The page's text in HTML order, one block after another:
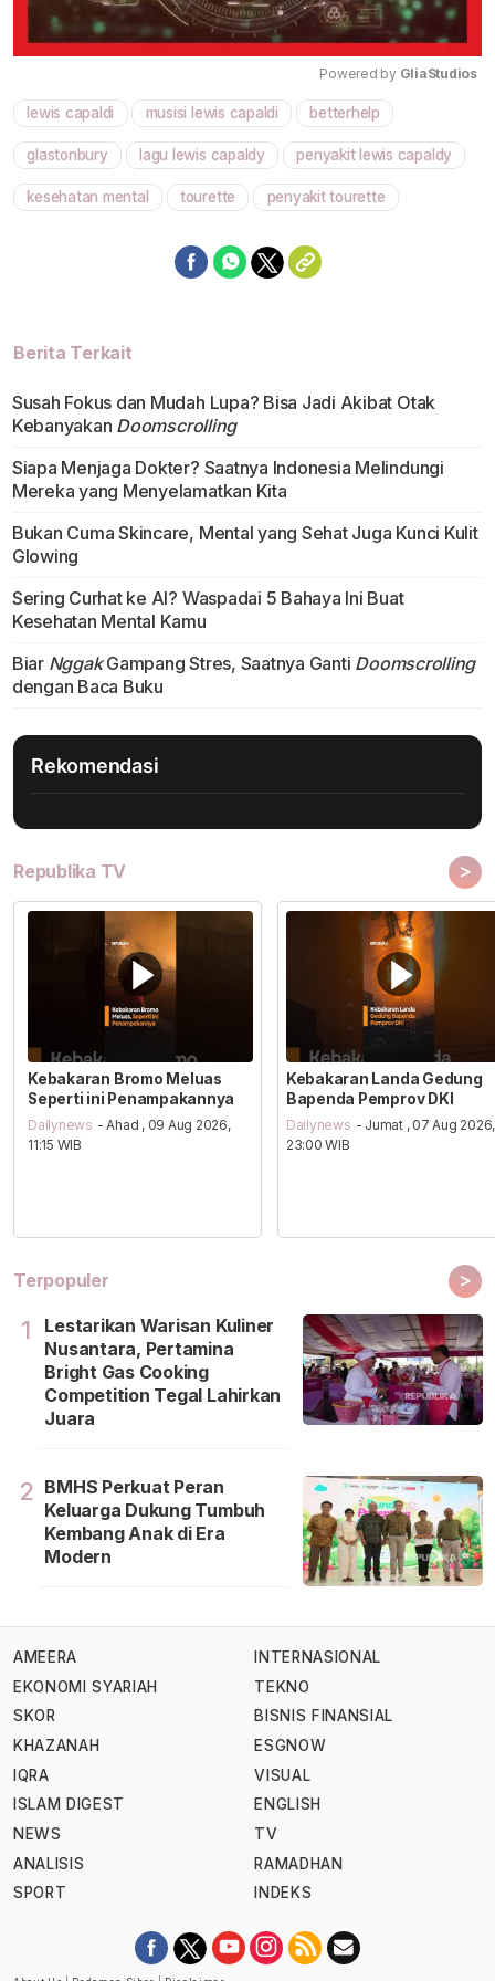
Powered by GliaStudios
lewis capaldi musisi lewis capaldi betterhelp
glastonbury lagu lewis capaldy penyakit lewis capaldy
kesehatan mental tourette penyakit tourette
Berita Terkait
Susah Fokus dan Mudah Lupa? Bisa Jadi Akibat Otak
Kebanyakan Doomscrolling
Siapa Menjaga Dokter? Saatnya Indonesia Melindungi
Mereka yang Menyelamatkan Kita
Bukan Cuma Skincare, Mental yang Sehat Juga Kunci Kulit
Glowing
Sering Curhat ke AI? Waspadai 5 Bahaya Ini Buat
Kesehatan Mental Kamu
Biar NggakGampang Stres, Saatnya Ganti Doomscrolling
dengan Baca Buku
Rekomendasi
Republika TV >
Kebakaran Bromo Meluas
Seperti ini Penampakannya
Dailynews - Ahad , 09 Aug 2026,
11:15 WIB
Kebakaran Landa Gedung
Bapenda Pemprov DKI
Dailynews - Jumat , 07 Aug 2026,
23:00 WIB
Terpopuler >
1
Lestarikan Warisan Kuliner
Nusantara, Pertamina
Bright Gas Cooking
Competition Tegal Lahirkan
Juara
2 BMHS Perkuat Peran
Keluarga Dukung Tumbuh
Kembang Anak di Era
Modern
AMEERA
EKONOMI SYARIAH
SKOR
KHAZANAH
IQRA
ISLAM DIGEST
NEWS
ANALISIS
SPORT
INTERNASIONAL
TEKNO
BISNIS FINANSIAL
ESGNOW
VISUAL
ENGLISH
TV
RAMADHAN
INDEKS